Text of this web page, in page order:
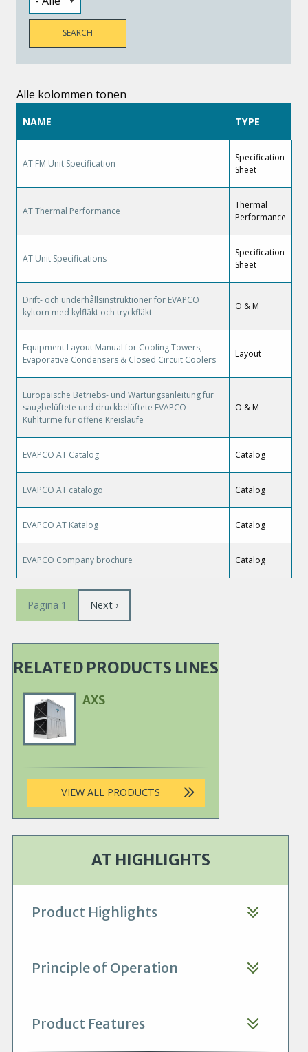
Alle kolommen tonen
NAME TYPE
AT FM Unit Specification
Specification
Sheet
AT Thermal Performance
Thermal
Performance
AT Unit Specifications
Specification
Sheet
Drift- och underhållsinstruktioner för EVAPCO
kyltorn med kylfläkt och tryckfläkt
O & M
Equipment Layout Manual for Cooling Towers,
Evaporative Condensers & Closed Circuit Coolers
Layout
Europäische Betriebs- und Wartungsanleitung für
saugbelüftete und druckbelüftete EVAPCO
Kühlturme für offene Kreisläufe
O & M
EVAPCO AT Catalog Catalog
EVAPCO AT catalogo Catalog
EVAPCO AT Katalog Catalog
EVAPCO Company brochure Catalog
Paginering
Pagina 1 Volgende
Next ›
RELATED PRODUCTS LINES
Primary
Product
Image
AXS
VIEW ALL PRODUCTS
AT HIGHLIGHTS
Product Highlights
Principle of Operation
Product Features